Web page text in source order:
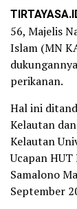
56, Majelis
Islam (MN
perikanan.
Hal ini
Kelautan
Kelautan
Ucapan
Samalono
September